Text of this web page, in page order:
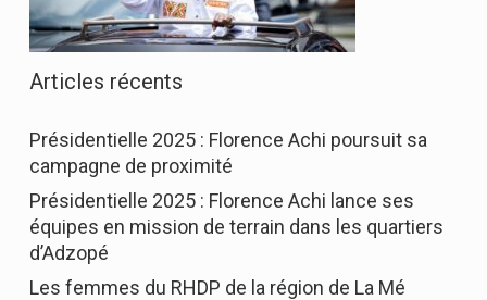
Articles récents
Présidentielle 2025 : Florence Achi poursuit sa
campagne de proximité
Présidentielle 2025 : Florence Achi lance ses
équipes en mission de terrain dans les quartiers
d’Adzopé
Les femmes du RHDP de la région de La Mé